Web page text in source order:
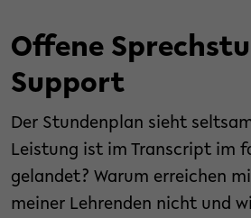
Offene
Support
Der Stundenplan sieht
Leistung ist im Transcript im
gelandet? Warum erreichen
meiner Lehrenden nicht und